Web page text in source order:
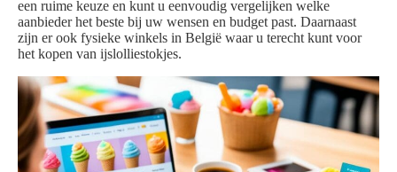
een ruime keuze en kunt u eenvoudig vergelijken welke
aanbieder het beste bij uw wensen en budget past. Daarnaast
zijn er ook fysieke winkels in België waar u terecht kunt voor
het kopen van ijslolliestokjes.